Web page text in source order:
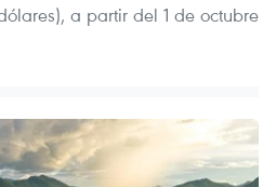
a partir del 1 de octubre